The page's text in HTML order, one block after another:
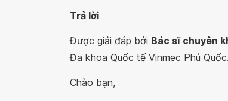
Trả lời
Được giải đáp bởi Bác sĩ chuyên
Đa khoa Quốc tế Vinmec Phú Quốc.
Chào bạn,